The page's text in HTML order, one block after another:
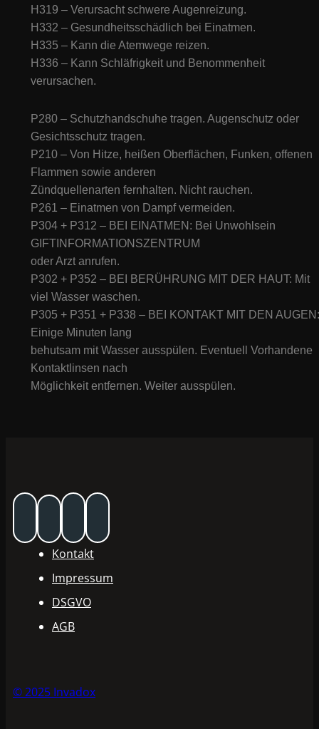
H319 – Verursacht schwere Augenreizung.
H332 – Gesundheitsschädlich bei Einatmen.
H335 – Kann die Atemwege reizen.
H336 – Kann Schläfrigkeit und Benommenheit
verursachen.
P280 – Schutzhandschuhe tragen. Augenschutz oder
Gesichtsschutz tragen.
P210 – Von Hitze, heißen Oberflächen, Funken, offenen
Flammen sowie anderen
Zündquellenarten fernhalten. Nicht rauchen.
P261 – Einatmen von Dampf vermeiden.
P304 + P312 – BEI EINATMEN: Bei Unwohlsein
GIFTINFORMATIONSZENTRUM
oder Arzt anrufen.
P302 + P352 – BEI BERÜHRUNG MIT DER HAUT: Mit
viel Wasser waschen.
P305 + P351 + P338 – BEI KONTAKT MIT DEN AUGEN:
Einige Minuten lang
behutsam mit Wasser ausspülen. Eventuell Vorhandene
Kontaktlinsen nach
Möglichkeit entfernen. Weiter ausspülen.
Kontakt
Impressum
DSGVO
AGB
© 2025 Invadox